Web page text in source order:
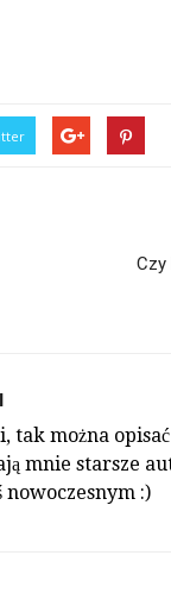
Czy
tak można
mnie starsze
nowoczesnym :)